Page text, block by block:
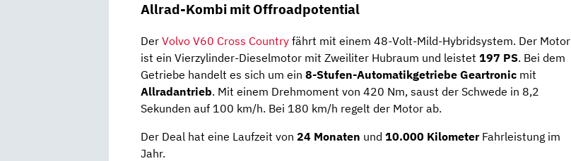
Allrad-Kombi mit Offroadpotential
Der Volvo V60 Cross Country fährt mit einem 48-Volt-Mild-Hybridsystem. Der Motor
ist ein Vierzylinder-Dieselmotor mit Zweiliter Hubraum und leistet 197 PS. Bei dem
Getriebe handelt es sich um ein 8-Stufen-Automatikgetriebe Geartronic mit
Allradantrieb. Mit einem Drehmoment von 420 Nm, saust der Schwede in 8,2
Sekunden auf 100 km/h. Bei 180 km/h regelt der Motor ab.
Der Deal hat eine Laufzeit von 24 Monaten und 10.000 KilometerFahrleistung im
Jahr.